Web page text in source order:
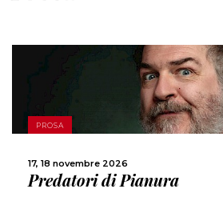
PROSA
17, 18 novembre 2026
Predatori di Pianura
SCOPRI DI PIÙ